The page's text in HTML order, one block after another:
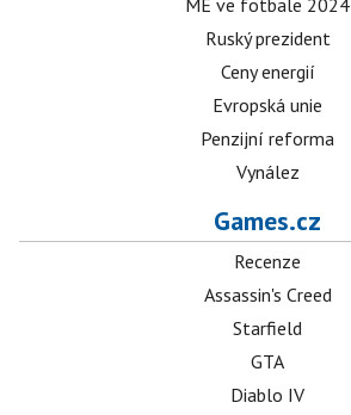
ME ve fotbale 2024
Ruský prezident
Ceny energií
Evropská unie
Penzijní reforma
Vynález
Games.cz
Recenze
Assassin's Creed
Starfield
GTA
Diablo IV